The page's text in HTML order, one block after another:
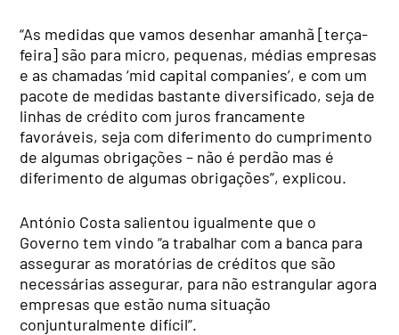
“As medidas que vamos desenhar amanhã [terça-
feira] são para micro, pequenas, médias empresas
e as chamadas ‘mid capital companies’, e com um
pacote de medidas bastante diversificado, seja de
linhas de crédito com juros francamente
favoráveis, seja com diferimento do cumprimento
de algumas obrigações – não é perdão mas é
diferimento de algumas obrigações”, explicou.
António Costa salientou igualmente que o
Governo tem vindo “a trabalhar com a banca para
assegurar as moratórias de créditos que são
necessárias assegurar, para não estrangular agora
empresas que estão numa situação
conjunturalmente difícil”.